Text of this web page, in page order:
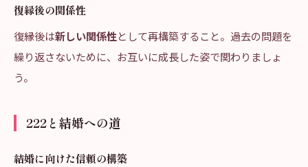
復縁後の関係性
復縁後は新しい関係性として再構築すること。過去の問題を
繰り返さないために、お互いに成長した姿で関わりましょ
う。
222と結婚への道
結婚に向けた信頼の構築